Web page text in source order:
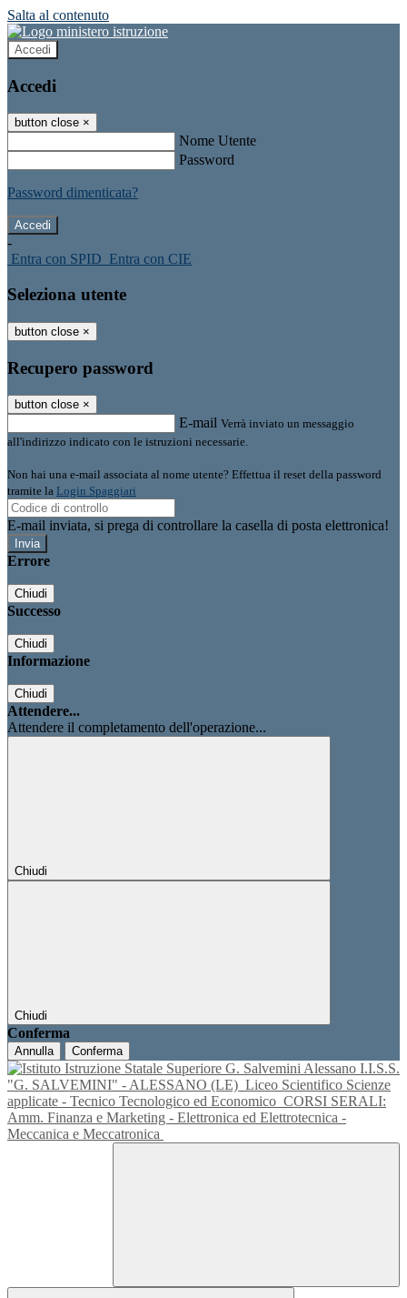
Salta al contenuto
Accedi
Accedi
button close ×
Nome Utente
Password
Password dimenticata?
-
Entra con SPID Entra con CIE
Seleziona utente
button close ×
Recupero password
button close ×
E-mail Verrà inviato un messaggio
all'indirizzo indicato con le istruzioni necessarie.
Non hai una e-mail associata al nome utente? Effettua il reset della password
tramite la Login Spaggiari
E-mail inviata, si prega di controllare la casella di posta elettronica!
Errore
Chiudi
Successo
Chiudi
Informazione
Chiudi
Attendere...
Attendere il completamento dell'operazione...
Chiudi
Chiudi
Conferma
Annulla Conferma
I.I.S.S.
"G. SALVEMINI" - ALESSANO (LE) Liceo Scientifico Scienze
applicate - Tecnico Tecnologico ed Economico CORSI SERALI:
Amm. Finanza e Marketing - Elettronica ed Elettrotecnica -
Meccanica e Meccatronica